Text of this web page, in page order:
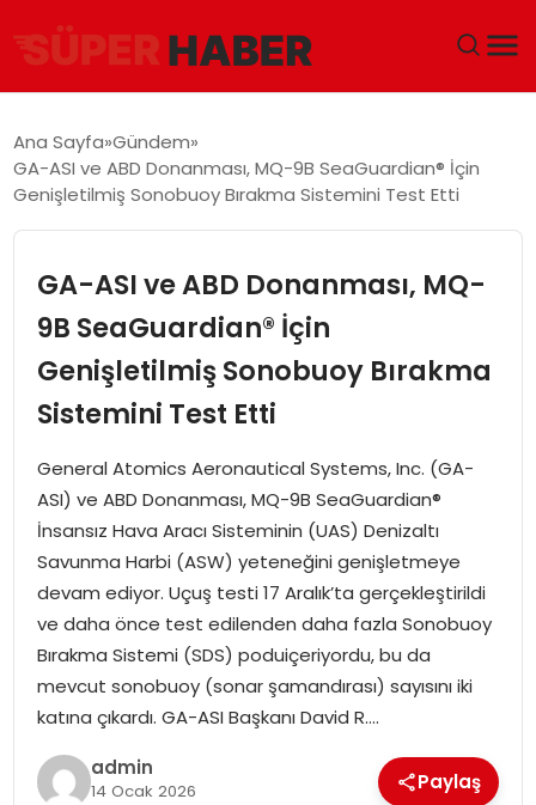
GÜNDEM
EKONOMI
SAĞLIK
SIYASET
SPOR
TEKNOLOJI
Ana Sayfa Gündem
GA-ASI ve ABD Donanması, MQ-9B SeaGuardian® İçin
Genişletilmiş Sonobuoy Bırakma Sistemini Test Etti
GA-ASI ve ABD Donanması, MQ-
9B SeaGuardian® İçin
Genişletilmiş Sonobuoy Bırakma
Sistemini Test Etti
General Atomics Aeronautical Systems, Inc. (GA-
ASI) ve ABD Donanması, MQ-9B SeaGuardian®
İnsansız Hava Aracı Sisteminin (UAS) Denizaltı
Savunma Harbi (ASW) yeteneğini genişletmeye
devam ediyor. Uçuş testi 17 Aralık’ta gerçekleştirildi
ve daha önce test edilenden daha fazla Sonobuoy
Bırakma Sistemi (SDS) poduiçeriyordu, bu da
mevcut sonobuoy (sonar şamandırası) sayısını iki
katına çıkardı. GA-ASI Başkanı David R….
admin
14 Ocak 2026 Paylaş